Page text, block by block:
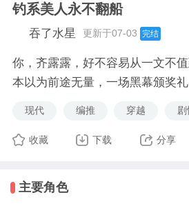
钓系美人永不翻船
吞了水星 更新于07-03 完结
你，齐露露，好不容易从一文不值
本以为前途无量，一场黑幕颁奖
只要去三个小说世界，替原来世界
世界复活，并得知车祸事件的幕后
你：【勾起一抹玩味的笑】“好，我
现代 编推 穿越 剧
收藏 下载 分享
主要角色